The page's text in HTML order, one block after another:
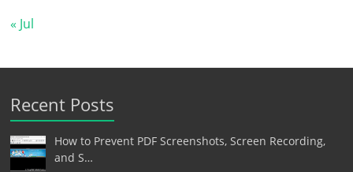
« Jul
Recent Posts
How to Prevent PDF Screenshots, Screen Recording,
and S…